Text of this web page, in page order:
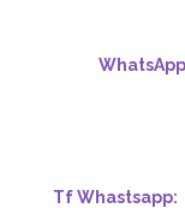
Telf.
Telf.
Telf.
Tf Whastsapp: